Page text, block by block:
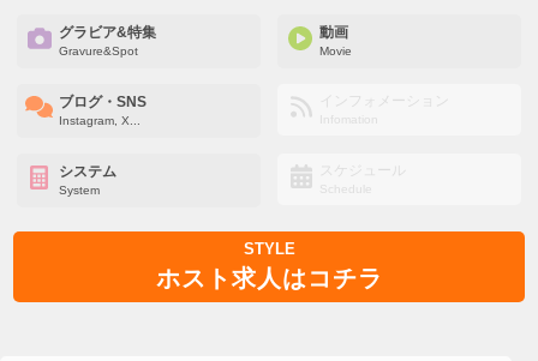
グラビア&特集
Gravure&Spot
動画
Movie
ブログ・SNS
Instagram, X...
インフォメーション
Infomation
システム
System
スケジュール
Schedule
STYLE
ホスト求人はコチラ